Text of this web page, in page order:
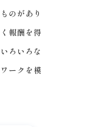
のがあり
報酬を得
ろいろな
ークを模